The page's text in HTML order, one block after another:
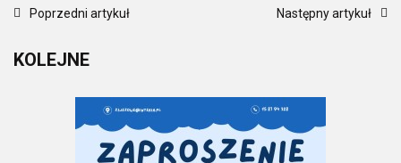
Poprzedni artykuł Następny artykuł
KOLEJNE